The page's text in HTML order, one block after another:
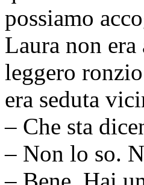
possiamo
Laura non era
leggero
era seduta
– Che sta
– Non lo so.